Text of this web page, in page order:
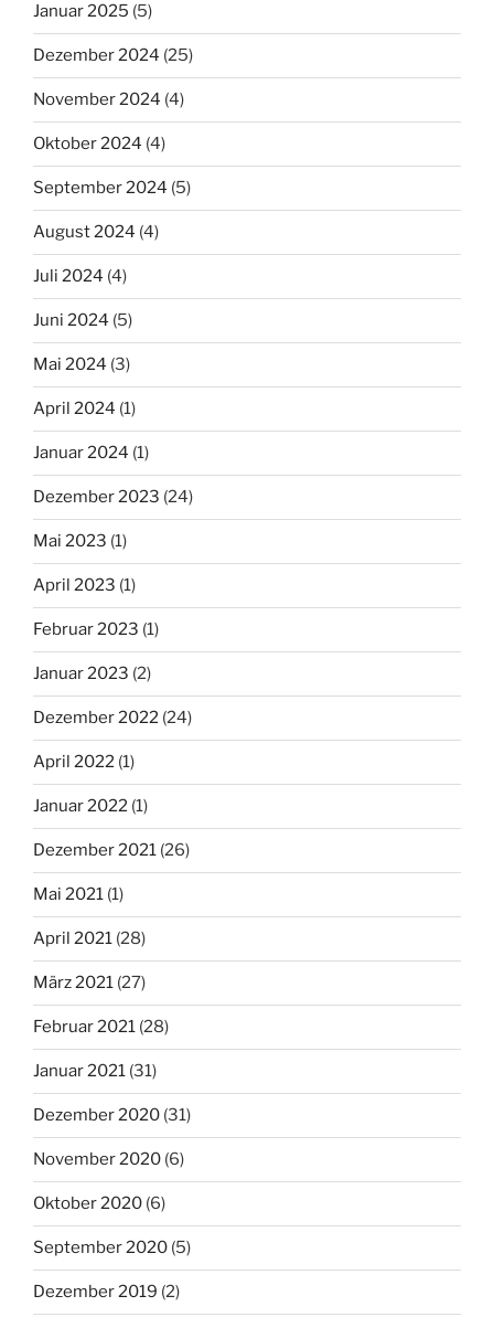
Januar 2025 (5)
Dezember 2024 (25)
November 2024 (4)
Oktober 2024 (4)
September 2024 (5)
August 2024 (4)
Juli 2024 (4)
Juni 2024 (5)
Mai 2024 (3)
April 2024 (1)
Januar 2024 (1)
Dezember 2023 (24)
Mai 2023 (1)
April 2023 (1)
Februar 2023 (1)
Januar 2023 (2)
Dezember 2022 (24)
April 2022 (1)
Januar 2022 (1)
Dezember 2021 (26)
Mai 2021 (1)
April 2021 (28)
März 2021 (27)
Februar 2021 (28)
Januar 2021 (31)
Dezember 2020 (31)
November 2020 (6)
Oktober 2020 (6)
September 2020 (5)
Dezember 2019 (2)